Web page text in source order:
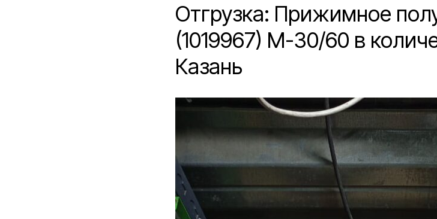
Отгрузка: Прижимное
(1019967) М-30/60 в
Казань